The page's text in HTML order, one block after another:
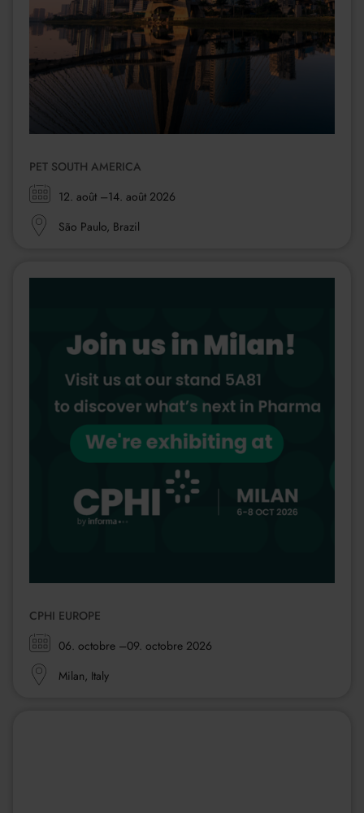
PET SOUTH AMERICA
Zeitraum:12. août –14. août 2026
Ort:
São Paulo, Brazil
CPHI EUROPE
Zeitraum:06. octobre –09. octobre 2026
Ort:
Milan, Italy